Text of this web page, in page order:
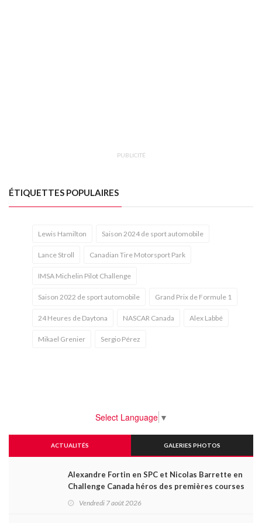
PUBLICITÉ
ÉTIQUETTES POPULAIRES
Lewis Hamilton Saison 2024 de sport automobile
Lance Stroll Canadian Tire Motorsport Park
IMSA Michelin Pilot Challenge
Saison 2022 de sport automobile Grand Prix de Formule 1
24 Heures de Daytona NASCAR Canada Alex Labbé
Mikael Grenier Sergio Pérez
Select Language ▼
ACTUALITÉS GALERIES PHOTOS
Alexandre Fortin en SPC et Nicolas Barrette en
Challenge Canada héros des premières courses
Vendredi 7 août 2026